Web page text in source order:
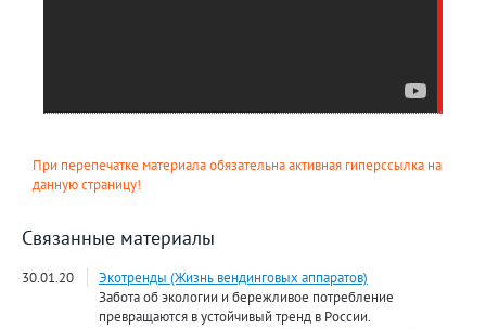
При перепечатке материала обязательна активная гиперссылка на
данную страницу!
Связанные материалы
30.01.20
Экотренды (Жизнь вендинговых аппаратов)
Забота об экологии и бережливое потребление
превращаются в устойчивый тренд в России.